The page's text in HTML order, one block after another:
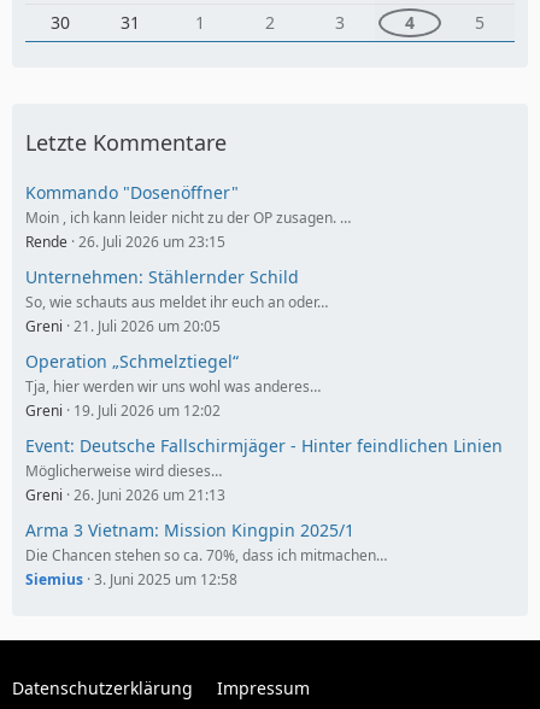
30
31 1 2 3 4 5
Letzte Kommentare
Kommando "Dosenöffner"
Moin , ich kann leider nicht zu der OP zusagen. …
Rende 26. Juli 2026 um 23:15
Unternehmen: Stählernder Schild
So, wie schauts aus meldet ihr euch an oder…
Greni 21. Juli 2026 um 20:05
Operation „Schmelztiegel“
Tja, hier werden wir uns wohl was anderes…
Greni
19. Juli 2026 um 12:02
Event: Deutsche Fallschirmjäger - Hinter feindlichen Linien
Möglicherweise wird dieses…
Greni 26. Juni 2026 um 21:13
Arma 3 Vietnam: Mission Kingpin 2025/1
Die Chancen stehen so ca. 70%, dass ich mitmachen…
Siemius 3. Juni 2025 um 12:58
Datenschutzerklärung Impressum